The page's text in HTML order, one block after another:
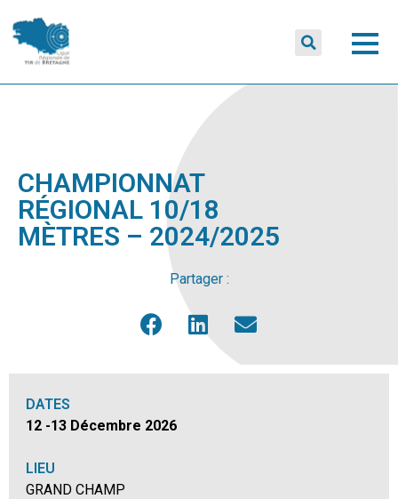
CHAMPIONNAT
RÉGIONAL 10/18
MÈTRES – 2024/2025
Partager :
DATES
12 -13 Décembre 2026
LIEU
GRAND CHAMP